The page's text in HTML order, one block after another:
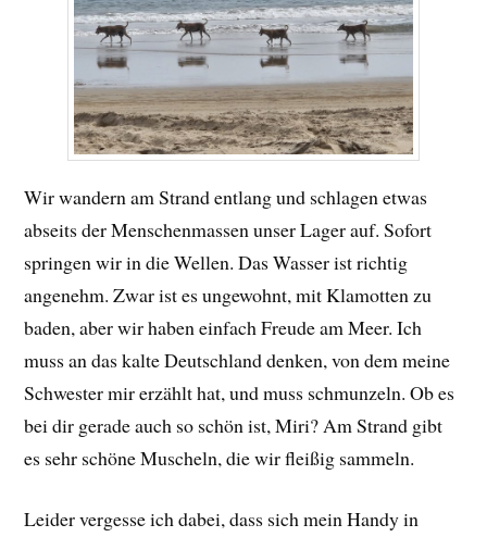
Wir wandern am Strand entlang und schlagen etwas
abseits der Menschenmassen unser Lager auf. Sofort
springen wir in die Wellen. Das Wasser ist richtig
angenehm. Zwar ist es ungewohnt, mit Klamotten zu
baden, aber wir haben einfach Freude am Meer. Ich
muss an das kalte Deutschland denken, von dem meine
Schwester mir erzählt hat, und muss schmunzeln. Ob es
bei dir gerade auch so schön ist, Miri? Am Strand gibt
es sehr schöne Muscheln, die wir fleißig sammeln.
Leider vergesse ich dabei, dass sich mein Handy in